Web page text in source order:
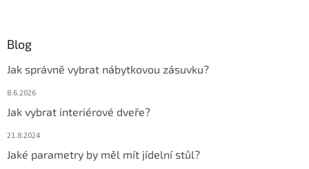
Blog
Jak správně vybrat nábytkovou zásuvku?
8.6.2026
Jak vybrat interiérové dveře?
21.8.2024
Jaké parametry by měl mít jídelní stůl?